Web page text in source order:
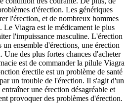
d'érection. Les génériques
l'érection, et de nombreux hommes
Le Viagra est le médicament le plus
l'impuissance masculine. L'érection
un ensemble d'érections, une érection
Une des plus fortes chances d'acheter
est de commander la pilule Viagra
érectile est un problème de santé
un trouble de l'érection. Il s'agit d'un
une érection désagréable et
provoquer des problèmes d'érection.